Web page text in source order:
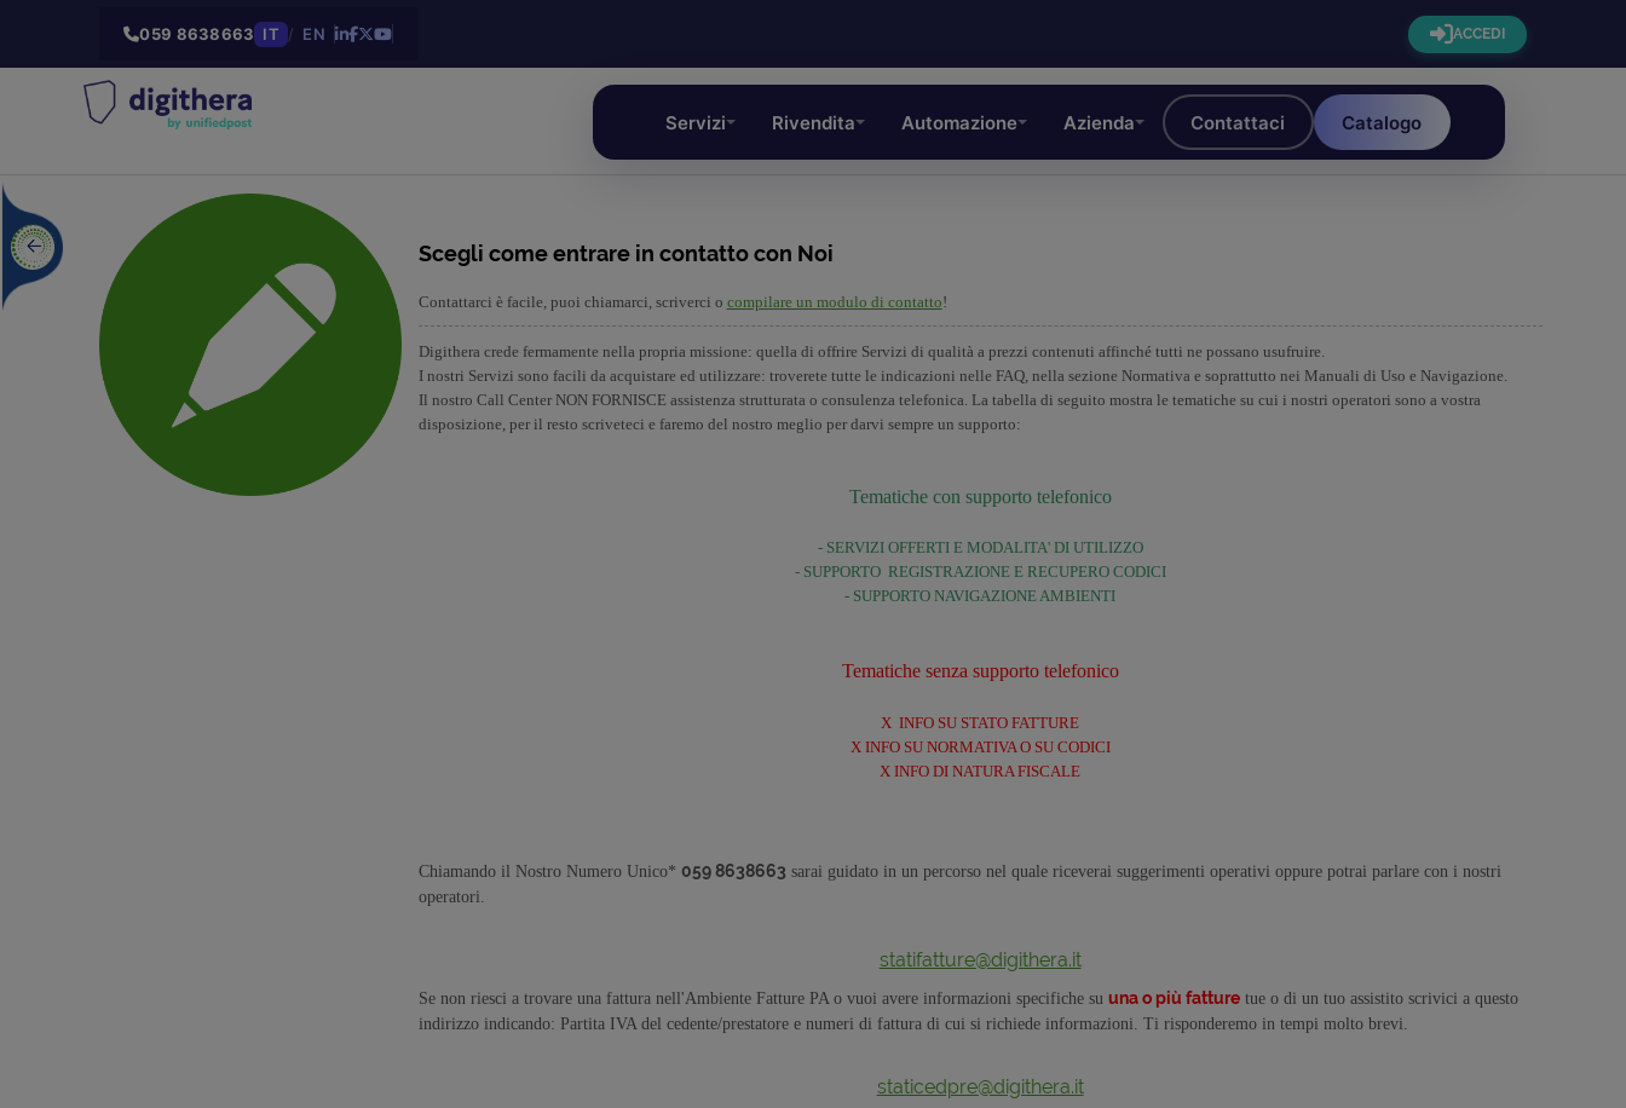
059 8638663 IT / EN ACCEDI
Servizi Rivendita Automazione Azienda Contattaci Catalogo
Scegli come entrare in contatto con Noi
Contattarci è facile, puoi chiamarci, scriverci o compilare un modulo di contatto!
Digithera crede fermamente nella propria missione: quella di offrire Servizi di qualità a prezzi contenuti affinché tutti ne possano usufruire.
I nostri Servizi sono facili da acquistare ed utilizzare: troverete tutte le indicazioni nelle FAQ, nella sezione Normativa e soprattutto nei Manuali di Uso e Navigazione.
Il nostro Call Center NON FORNISCE assistenza strutturata o consulenza telefonica. La tabella di seguito mostra le tematiche su cui i nostri operatori sono a vostra
disposizione, per il resto scriveteci e faremo del nostro meglio per darvi sempre un supporto:
Tematiche con supporto telefonico
- SERVIZI OFFERTI E MODALITA' DI UTILIZZO
- SUPPORTO REGISTRAZIONE E RECUPERO CODICI
- SUPPORTO NAVIGAZIONE AMBIENTI
Tematiche senza supporto telefonico
X INFO SU STATO FATTURE
X INFO SU NORMATIVA O SU CODICI
X INFO DI NATURA FISCALE
Chiamando il Nostro Numero Unico* 059 8638663 sarai guidato in un percorso nel quale riceverai suggerimenti operativi oppure potrai parlare con i nostri
operatori.
statifatture@digithera.it
Se non riesci a trovare una fattura nell'Ambiente Fatture PA o vuoi avere informazioni specifiche su una o più fatturetue o di un tuo assistito scrivici a questo
indirizzo indicando: Partita IVA del cedente/prestatore e numeri di fattura di cui si richiede informazioni. Ti risponderemo in tempi molto brevi.
staticedpre@digithera.it